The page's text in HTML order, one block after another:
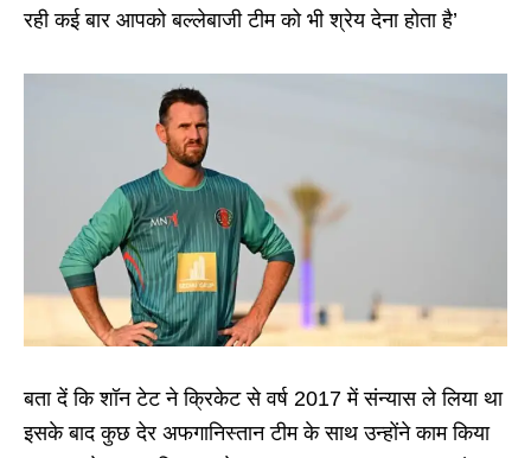
रही‌ कई बार आपको बल्लेबाजी टीम को भी श्रेय देना होता है’
बता दें कि शॉन टेट ने क्रिकेट से वर्ष 2017 में संन्यास ले लिया था
इसके बाद कुछ देर अफगानिस्तान टीम के साथ उन्होंने काम किया